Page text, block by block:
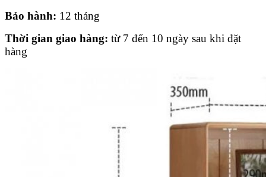
Bảo hành: 12 tháng
Thời gian giao hàng: từ 7 đến 10 ngày sau khi đặt
hàng